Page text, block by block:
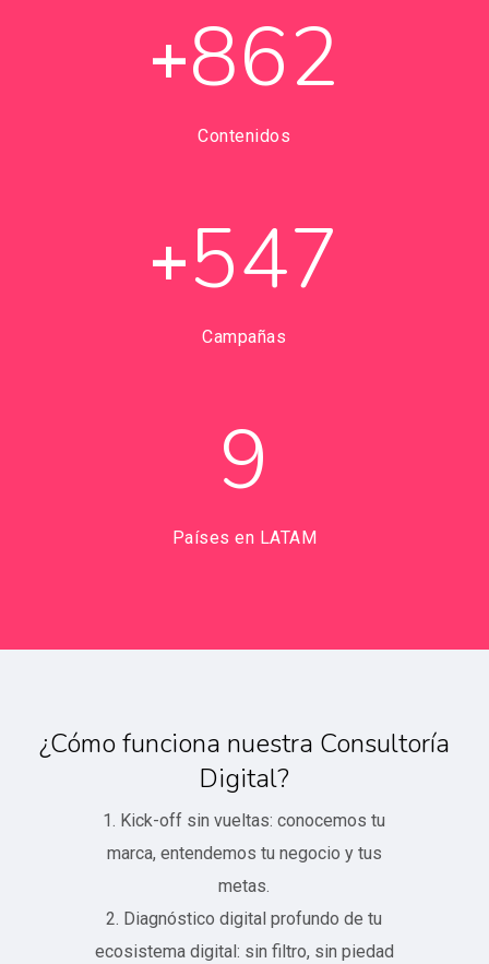
+862
Contenidos
+547
Campañas
9
Países en LATAM
¿Cómo funciona nuestra Consultoría
Digital?
1. Kick-off sin vueltas: conocemos tu
marca, entendemos tu negocio y tus
metas.
2. Diagnóstico digital profundo de tu
ecosistema digital: sin filtro, sin piedad